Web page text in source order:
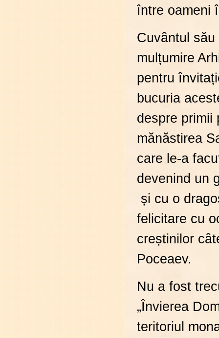
între oameni
Cuvântul
mulțumire
pentru
bucuria
despre primii
mănăstirea
care le-a
devenind un
și cu o
felicitare cu
creștinilor
Poceaev.
Nu a fost
„Învierea
teritoriul